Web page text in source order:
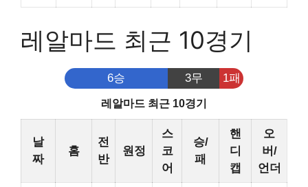
레알마드 최근 10경기
6승 3무 1패
레알마드 최근 10경기
날
짜
홈
전
반
원정
스
코
어
승/
패
핸
디
캡
오
버/
언더